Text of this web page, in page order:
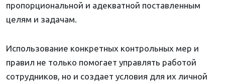
пропорциональной и адекватной поставленным
целям и задачам.
Использование конкретных контрольных мер и
правил не только помогает управлять работой
сотрудников, но и создает условия для их личной